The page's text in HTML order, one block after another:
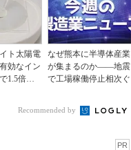
ト太陽電
効なイン
1.5倍の
なぜ熊本に半導体産業
が集まるのか――地震
で工場稼働停止相次ぐ
Recommended by
PR